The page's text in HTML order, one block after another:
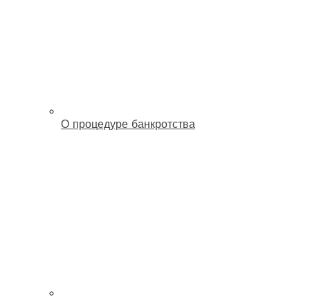
О процедуре банкротства